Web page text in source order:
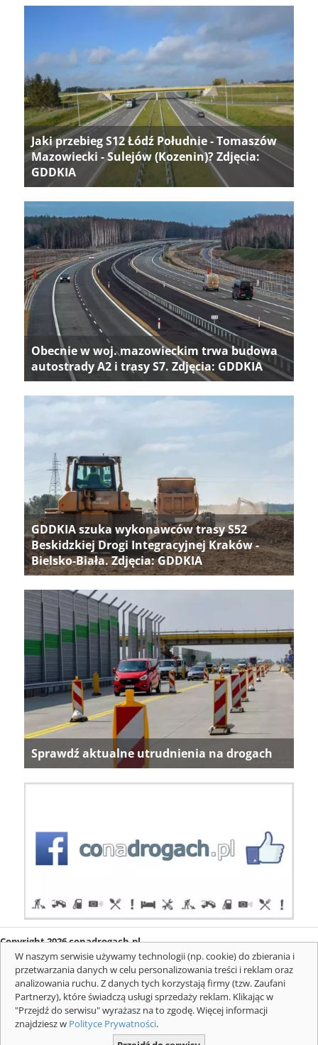
Jaki przebieg S12 Łódź Południe - Tomaszów
Mazowiecki - Sulejów (Kozenin)? Zdjęcia:
GDDKIA
Obecnie w woj. mazowieckim trwa budowa
autostrady A2 i trasy S7. Zdjęcia: GDDKIA
GDDKIA szuka wykonawców trasy S52
Beskidzkiej Drogi Integracyjnej Kraków -
Bielsko-Biała. Zdjęcia: GDDKIA
Sprawdź aktualne utrudnienia na drogach
Copyright 2026 conadrogach.pl
O firmie
Redakcja Regulamin
Informacje o cookies
Mapa serwisu
Komunikaty
W naszym serwisie używamy technologii (np. cookie) do zbierania i
przetwarzania danych w celu personalizowania treści i reklam oraz
analizowania ruchu. Z danych tych korzystają firmy (tzw. Zaufani
Partnerzy), które świadczą usługi sprzedaży reklam. Klikając w
"Przejdź do serwisu" wyrażasz na to zgodę. Więcej informacji
znajdziesz w Polityce Prywatności.